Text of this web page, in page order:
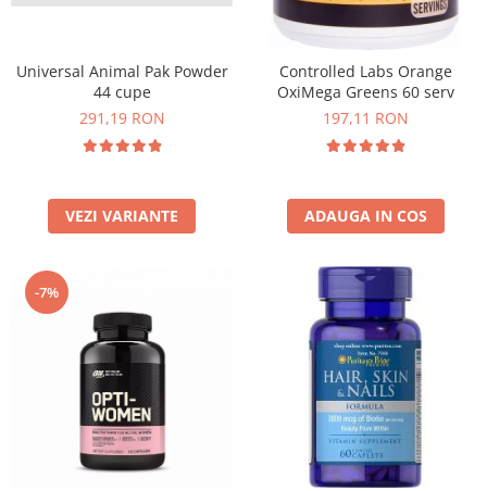
Universal Animal Pak Powder
44 cupe
291,19 RON
VEZI VARIANTE
Controlled Labs Orange
OxiMega Greens 60 serv
197,11 RON
ADAUGA IN COS
-7%